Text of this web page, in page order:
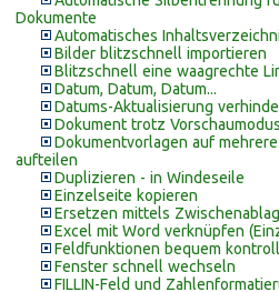
Dokumente
Automatisches
Bilder blitzschnell importieren
Blitzschnell eine waagrechte
Datum, Datum, Datum...
Datums-Aktualisierung
Dokument trotz
Dokumentvorlagen auf
aufteilen
Duplizieren - in Windeseile
Einzelseite kopieren
Ersetzen mittels
Excel mit Word verknüpfen
Feldfunktionen bequem
Fenster schnell wechseln
FILLIN-Feld und